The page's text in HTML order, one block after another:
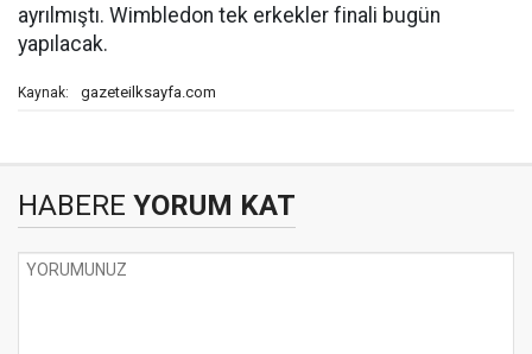
ayrılmıştı. Wimbledon tek erkekler finali bugün
yapılacak.
Kaynak: gazeteilksayfa.com
HABERE YORUM KAT